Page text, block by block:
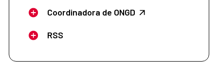
Coordinadora de ONGD
RSS